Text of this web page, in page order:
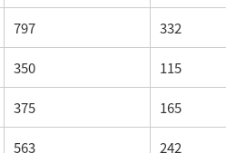
797 332
350 115
375 165
563 242